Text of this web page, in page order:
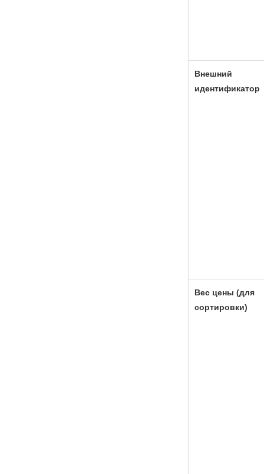
Внешний
идентификатор
Вес цены (для
сортировки)